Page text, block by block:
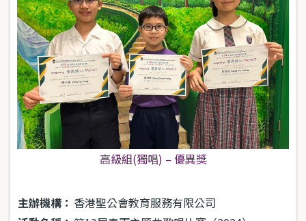
高級組(獨唱) – 優異獎
主辦機構： 香港聖公會教育服務有限公司